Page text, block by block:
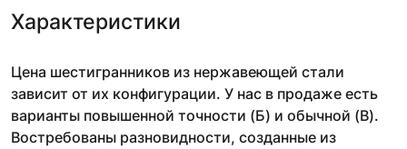
Характеристики
Цена шестигранников из нержавеющей стали
зависит от их конфигурации. У нас в продаже есть
варианты повышенной точности (Б) и обычной (В).
Востребованы разновидности, созданные из